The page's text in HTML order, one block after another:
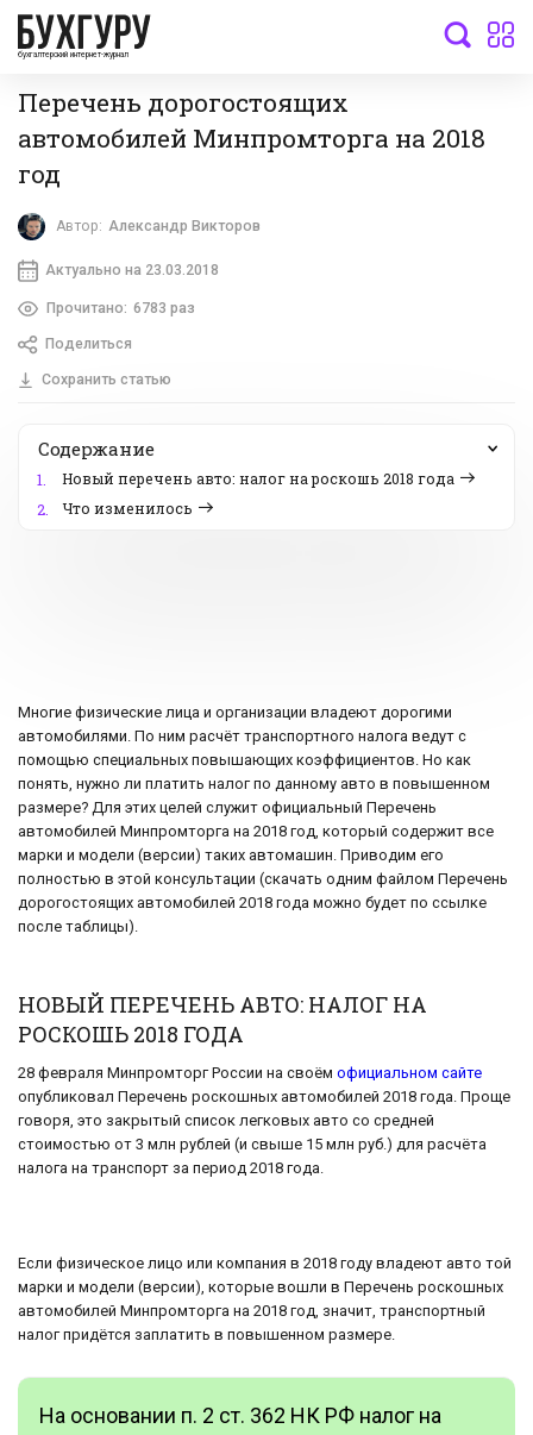
бухгалтерский интернет-журнал
Перечень дорогостоящих
автомобилей Минпромторга на 2018
год
Автор: Александр Викторов
Актуально на 23.03.2018
Прочитано: 6783 раз
Поделиться
Сохранить статью
Содержание
1.
Новый перечень авто: налог на роскошь 2018 года
2.
Что изменилось
Многие физические лица и организации владеют дорогими
автомобилями. По ним расчёт транспортного налога ведут с
помощью специальных повышающих коэффициентов. Но как
понять, нужно ли платить налог по данному авто в повышенном
размере? Для этих целей служит официальный Перечень
автомобилей Минпромторга на 2018 год, который содержит все
марки и модели (версии) таких автомашин. Приводим его
полностью в этой консультации (скачать одним файлом Перечень
дорогостоящих автомобилей 2018 года можно будет по ссылке
после таблицы).
НОВЫЙ ПЕРЕЧЕНЬ АВТО: НАЛОГ НА
РОСКОШЬ 2018 ГОДА
28 февраля Минпромторг России на своём официальном сайте
опубликовал Перечень роскошных автомобилей 2018 года. Проще
говоря, это закрытый список легковых авто со средней
стоимостью от 3 млн рублей (и свыше 15 млн руб.) для расчёта
налога на транспорт за период 2018 года.
Если физическое лицо или компания в 2018 году владеют авто той
марки и модели (версии), которые вошли в Перечень роскошных
автомобилей Минпромторга на 2018 год, значит, транспортный
налог придётся заплатить в повышенном размере.
На основании п. 2 ст. 362 НК РФ налог на